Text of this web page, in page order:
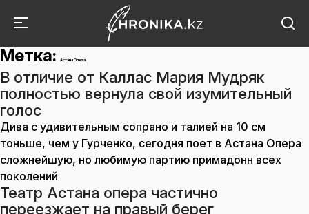
Метка: Астана Опера
В отличие от Каллас Мария Мудряк
полностью вернула свой изумительный
голос
Дива с удивительным сопрано и талией на 10 см
тоньше, чем у Гурченко, сегодня поет в Астана Опера
сложнейшую, но любимую партию примадонн всех
поколений
Театр Астана опера частично
переезжает на правый берег